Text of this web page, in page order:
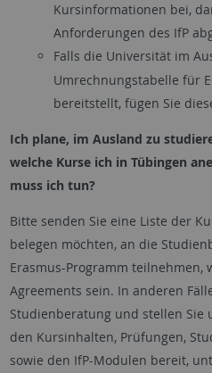
Kursinformationen bei,
Anforderungen des IfP
Falls die Universität im
Umrechnungstabelle für
bereitstellt, fügen Sie
Ich plane, im Ausland zu
welche Kurse ich in Tübingen
muss ich tun?
Bitte senden Sie eine Liste der
belegen möchten, an die
Erasmus-Programm teilnehmen,
Agreements sein. In anderen
Studienberatung und stellen Sie
den Kursinhalten, Prüfungen,
sowie den IfP-Modulen bereit,